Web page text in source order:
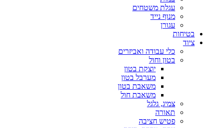
עגלת משטחים
מנוף נייד
עגורן
בטיחות
ציוד
כלי עבודה ואביזרים
בטון וחול
יוצקת בטון
מערבל בטון
משאבת בטון
משאבת חול
צמיג, גלגל
תאורה
פטיש חציבה